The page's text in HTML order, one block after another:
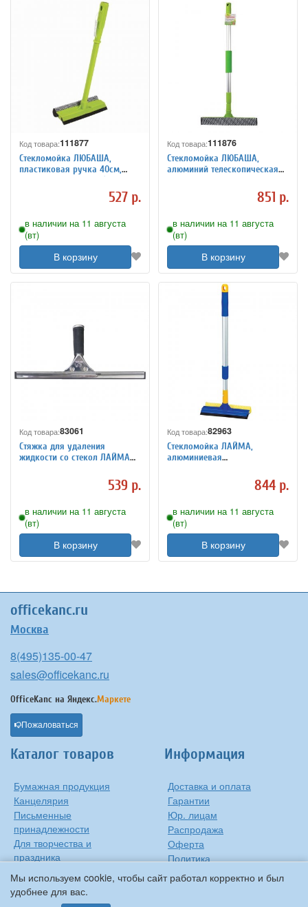
Мы используем cookie, чтобы сайт работал корректно и был
удобнее для вас.
Код товара:111877
Стекломойка ЛЮБАША,
пластиковая ручка 40см,
рабочая часть 20см (стяжка,
527 р.
в наличии на 11 августа
(вт)
В корзину
Код товара:111876
Стекломойка ЛЮБАША,
алюминий телескопическая
(стяжка,губка,ручка), 603613
851 р.
в наличии на 11 августа
(вт)
В корзину
Код товара:83061
Стяжка для удаления
жидкости со стекол ЛАЙМА
основа, рабочая часть 35 см
539 р.
в наличии на 11 августа
(вт)
В корзину
Код товара:82963
Стекломойка ЛАЙМА,
алюминиевая
см, рабочая часть 25 см
(стяжка, губка, ручка), дл844 р.
в наличии на 11 августа
(вт)
В корзину
officekanc.ru
Москва
8(495)135-00-47
sales@officekanc.ru
OfficeKanc на Яндекс.Маркете
Пожаловаться
Каталог товаров
Бумажная продукция
Канцелярия
Письменные
принадлежности
Для творчества и
праздника
Оргтехника
Хозтовары
Информация
Доставка и оплата
Гарантии
Юр. лицам
Распродажа
Оферта
Политика
конфиденциальности
Контакты